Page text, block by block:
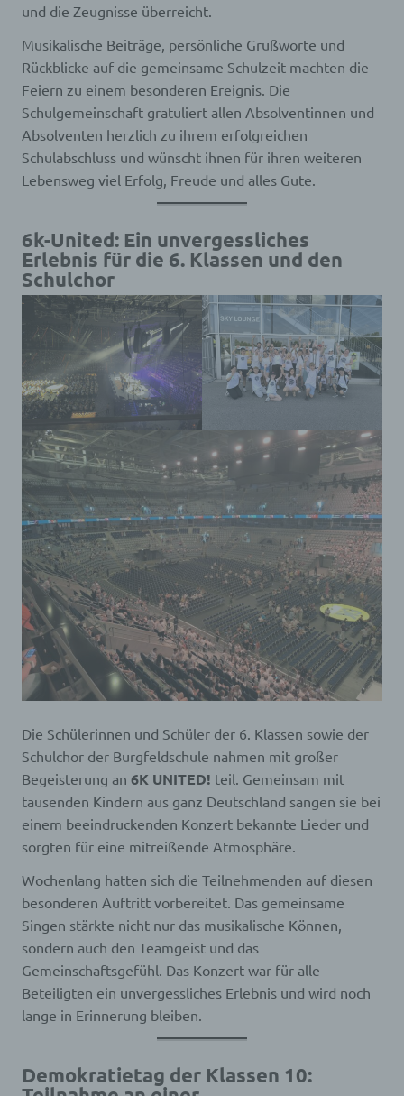
und die Zeugnisse überreicht.
Musikalische Beiträge, persönliche Grußworte und
Rückblicke auf die gemeinsame Schulzeit machten die
Feiern zu einem besonderen Ereignis. Die
Schulgemeinschaft gratuliert allen Absolventinnen und
Absolventen herzlich zu ihrem erfolgreichen
Schulabschluss und wünscht ihnen für ihren weiteren
Lebensweg viel Erfolg, Freude und alles Gute.
6k-United: Ein unvergessliches
Erlebnis für die 6. Klassen und den
Schulchor
Die Schülerinnen und Schüler der 6. Klassen sowie der
Schulchor der Burgfeldschule nahmen mit großer
Begeisterung an 6K UNITED! teil. Gemeinsam mit
tausenden Kindern aus ganz Deutschland sangen sie bei
einem beeindruckenden Konzert bekannte Lieder und
sorgten für eine mitreißende Atmosphäre.
Wochenlang hatten sich die Teilnehmenden auf diesen
besonderen Auftritt vorbereitet. Das gemeinsame
Singen stärkte nicht nur das musikalische Können,
sondern auch den Teamgeist und das
Gemeinschaftsgefühl. Das Konzert war für alle
Beteiligten ein unvergessliches Erlebnis und wird noch
lange in Erinnerung bleiben.
Demokratietag der Klassen 10: